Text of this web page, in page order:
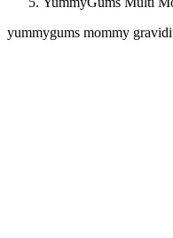
yummygums mommy